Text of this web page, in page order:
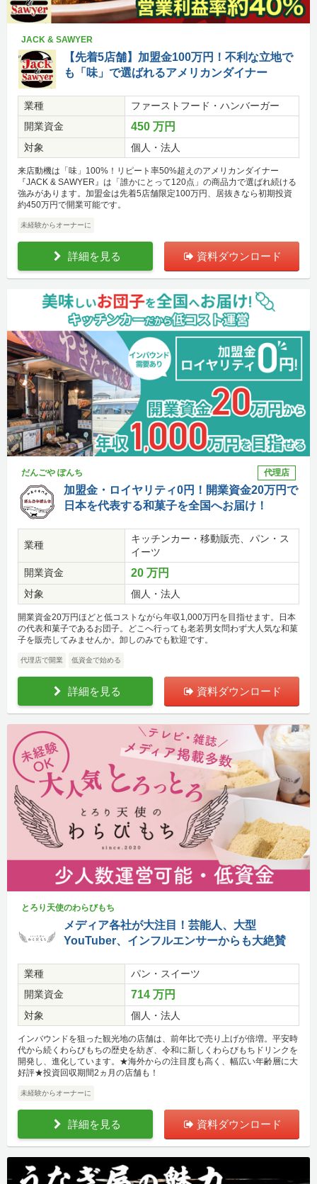
JACK & SAWYER
【先着5店舗】加盟金100万円！不利な立地で
も「味」で選ばれるアメリカンダイナー
業種
ファーストフード・ハンバーガー
開業資金
450 万円
対象 個人・法人
来店動機は「味」100%！リピート率50%超えのアメリカンダイナー
『JACK & SAWYER』は「誰かにとって120点」の商品力で選ばれ続ける
強みがあります。加盟金は先着5店舗限定100万円、居抜きなら初期投資
約450万円で開業可能です。
未経験からオーナーに
詳細を見る 資料ダウンロード
だんごや ぽんち 代理店
加盟金・ロイヤリティ0円！開業資金20万円で
日本を代表する和菓子を全国へお届け！
業種
キッチンカー・移動販売、パン・ス
イーツ
開業資金
20 万円
対象 個人・法人
開業資金20万円ほどと低コストながら年収1,000万円を目指せます。日本
の代表和菓子であるお団子。どこへ行っても老若男女問わず大人気な和菓
子を販売してみませんか。卸しのみでも歓迎です。
代理店で開業 低資金で始める
詳細を見る 資料ダウンロード
とろり天使のわらびもち
メディア各社が大注目！芸能人、大型
YouTuber、インフルエンサーからも大絶賛
業種
パン・スイーツ
開業資金
714 万円
対象 個人・法人
インバウンドを狙った観光地の店舗は、前年比で売り上げが倍増。平安時
代から続くわらびもちの歴史を紡ぎ、令和に新しくわらびもちドリンクを
開発し、進化しています。★海外からの注目度も高く、幅広い年齢層に大
好評★投資回収期間2ヵ月の店舗も！
未経験からオーナーに
詳細を見る 資料ダウンロード